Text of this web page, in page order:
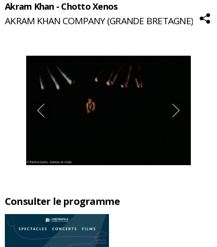
Consulter le programme
Akram Khan - Chotto Xenos
AKRAM KHAN COMPANY (GRANDE BRETAGNE)